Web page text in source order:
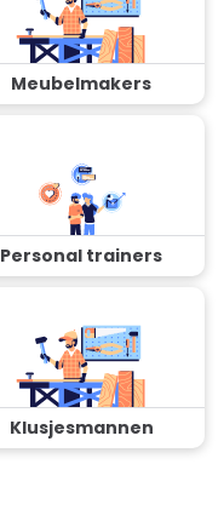
Meubelmakers
Personal trainers
Klusjesmannen